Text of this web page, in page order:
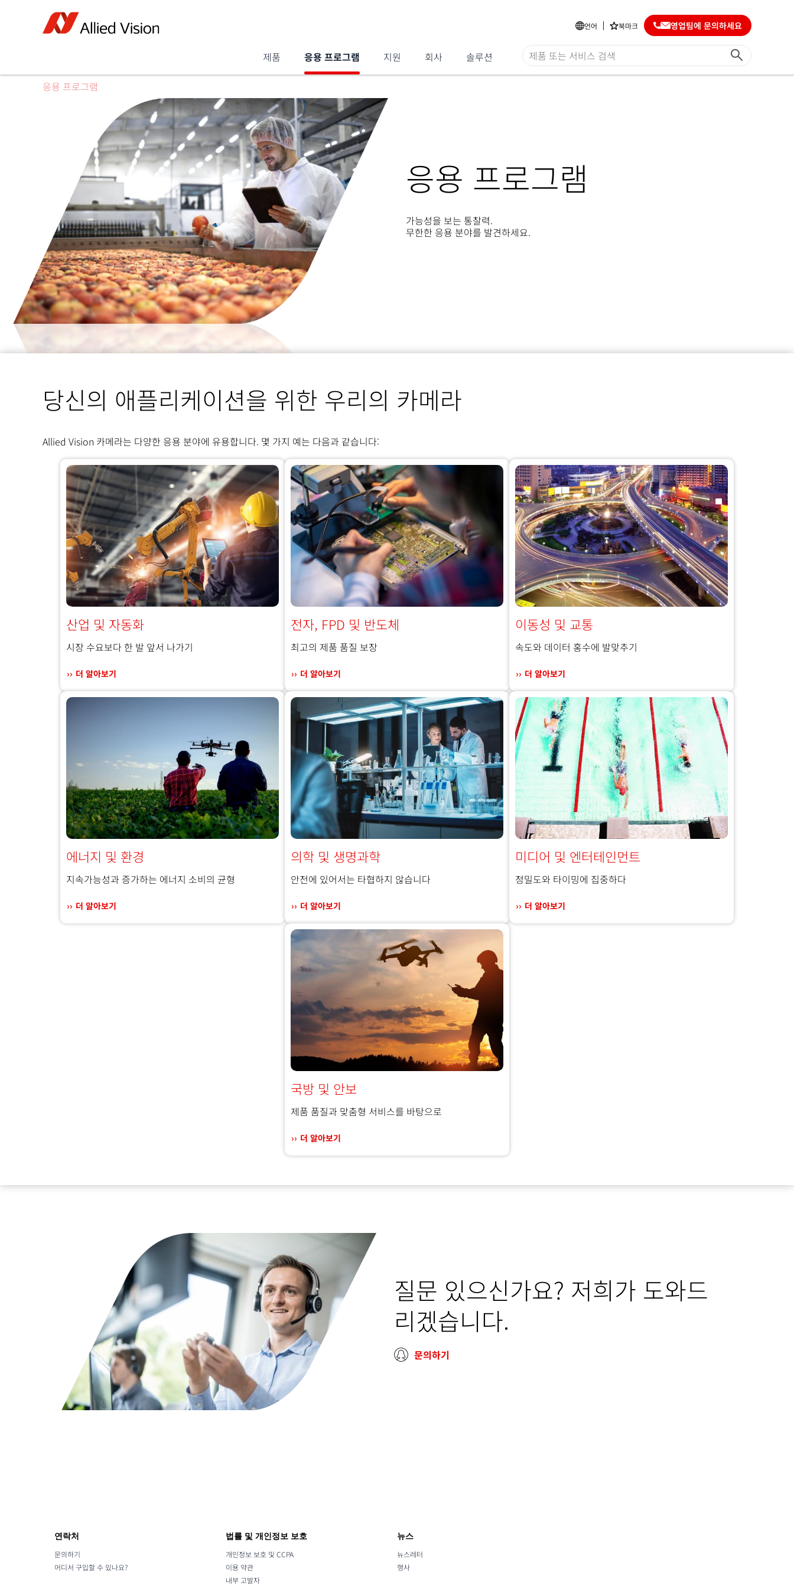
언어 북마크 영업팀에 문의하세요
제품 응용 프로그램 지원 회사 솔루션
응용 프로그램
응용 프로그램
가능성을 보는 통찰력.
무한한 응용 분야를 발견하세요.
당신의 애플리케이션을 위한 우리의 카메라
Allied Vision 카메라는 다양한 응용 분야에 유용합니다. 몇 가지 예는 다음과 같습니다:
산업 및 자동화
시장 수요보다 한 발 앞서 나가기
더 알아보기
전자, FPD 및 반도체
최고의 제품 품질 보장
더 알아보기
이동성 및 교통
속도와 데이터 홍수에 발맞추기
더 알아보기
에너지 및 환경
지속가능성과 증가하는 에너지 소비의 균형
더 알아보기
의학 및 생명과학
안전에 있어서는 타협하지 않습니다
더 알아보기
미디어 및 엔터테인먼트
정밀도와 타이밍에 집중하다
더 알아보기
국방 및 안보
제품 품질과 맞춤형 서비스를 바탕으로
더 알아보기
질문 있으신가요? 저희가 도와드
리겠습니다.
문의하기
연락처
문의하기
어디서 구입할 수 있나요?
법률 및 개인정보 보호
개인정보 보호 및 CCPA
이용 약관
내부 고발자
뉴스
뉴스레터
행사